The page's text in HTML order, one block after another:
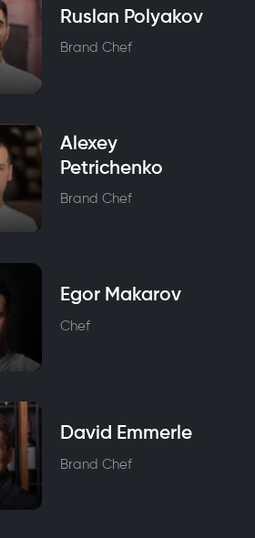
Ruslan Polyakov
Brand Chef
Alexey
Petrichenko
Brand Chef
Egor Makarov
Chef
David Emmerle
Brand Chef